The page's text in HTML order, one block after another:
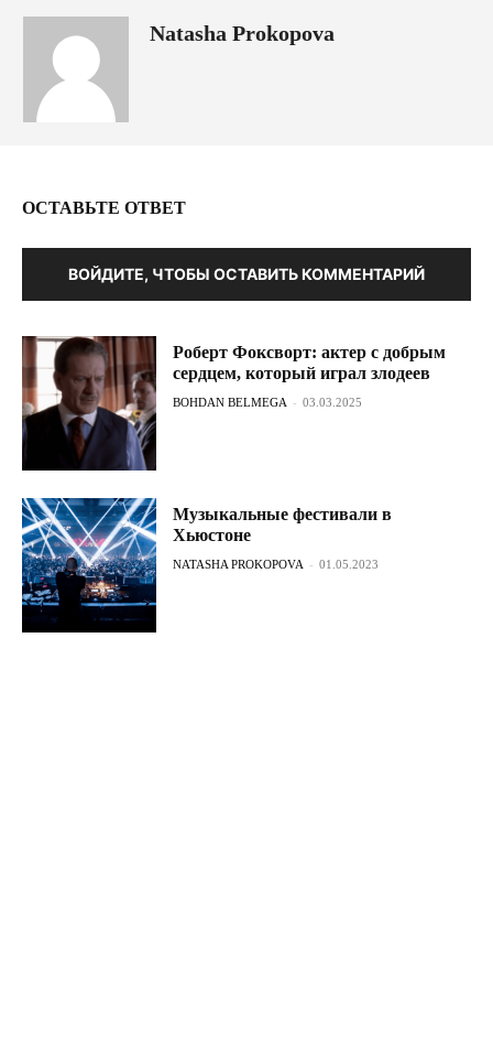
Natasha Prokopova
ОСТАВЬТЕ ОТВЕТ
ВОЙДИТЕ, ЧТОБЫ ОСТАВИТЬ КОММЕНТАРИЙ
Роберт Фоксворт: актер с добрым
сердцем, который играл злодеев
BOHDAN BELMEGA - 03.03.2025
Музыкальные фестивали в
Хьюстоне
NATASHA PROKOPOVA - 01.05.2023